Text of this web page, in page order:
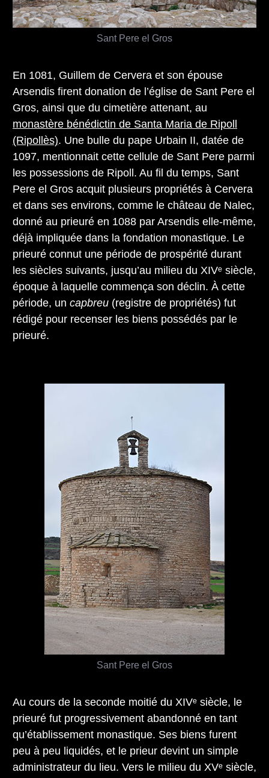
Sant Pere el Gros
En 1081, Guillem de Cervera et son épouse
Arsendis firent donation de l’église de Sant Pere el
Gros, ainsi que du cimetière attenant, au
monastère bénédictin de Santa Maria de Ripoll
(Ripollès). Une bulle du pape Urbain II, datée de
1097, mentionnait cette cellule de Sant Pere parmi
les possessions de Ripoll. Au fil du temps, Sant
Pere el Gros acquit plusieurs propriétés à Cervera
et dans ses environs, comme le château de Nalec,
donné au prieuré en 1088 par Arsendis elle-même,
déjà impliquée dans la fondation monastique. Le
prieuré connut une période de prospérité durant
les siècles suivants, jusqu’au milieu du XIVᵉ siècle,
époque à laquelle commença son déclin. À cette
période, un capbreu (registre de propriétés) fut
rédigé pour recenser les biens possédés par le
prieuré.
Au cours de la seconde moitié du XIVᵉ siècle, le
prieuré fut progressivement abandonné en tant
qu’établissement monastique. Ses biens furent
peu à peu liquidés, et le prieur devint un simple
administrateur du lieu. Vers le milieu du XVᵉ siècle,
Sant Pere el Gros